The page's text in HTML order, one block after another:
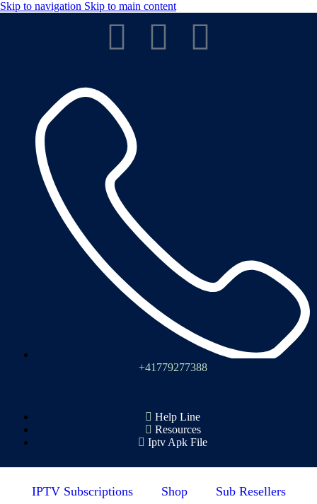
Skip to navigation Skip to main content
+41779277388
Help Line
Resources
Iptv Apk File
IPTV Subscriptions Shop Sub Resellers